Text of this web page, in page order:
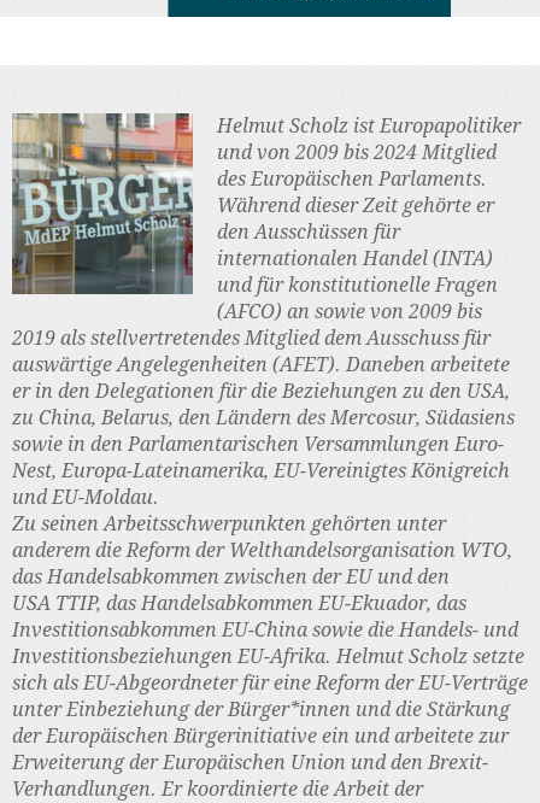
Helmut Scholz ist Europapolitiker
und von 2009 bis 2024 Mitglied
des Europäischen Parlaments.
Während dieser Zeit gehörte er
den Ausschüssen für
internationalen Handel (INTA)
und für konstitutionelle Fragen
(AFCO) an sowie von 2009 bis
2019 als stellvertretendes Mitglied dem Ausschuss für
auswärtige Angelegenheiten (AFET). Daneben arbeitete
er in den Delegationen für die Beziehungen zu den USA,
zu China, Belarus, den Ländern des Mercosur, Südasiens
sowie in den Parlamentarischen Versammlungen Euro-
Nest, Europa-Lateinamerika, EU-Vereinigtes Königreich
und EU-Moldau.
Zu seinen Arbeitsschwerpunkten gehörten unter
anderem die Reform der Welthandelsorganisation WTO,
das Handelsabkommen zwischen der EU und den
USA TTIP, das Handelsabkommen EU-Ekuador, das
Investitionsabkommen EU-China sowie die Handels- und
Investitionsbeziehungen EU-Afrika. Helmut Scholz setzte
sich als EU-Abgeordneter für eine Reform der EU-Verträge
unter Einbeziehung der Bürger*innen und die Stärkung
der Europäischen Bürgerinitiative ein und arbeitete zur
Erweiterung der Europäischen Union und den Brexit-
Verhandlungen. Er koordinierte die Arbeit der